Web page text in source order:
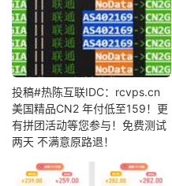
投稿#热陈互联IDC：rcvps.cn
美国精品CN2 年付低至159！更
有拼团活动等您参与！免费测试
两天 不满意原路退！